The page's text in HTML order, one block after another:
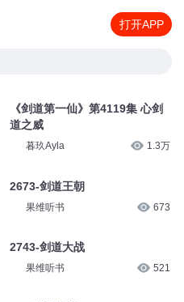
打开APP
《剑道第一仙》第4119集 心剑
道之威
暮玖Ayla 1.3万
2673-剑道王朝
果维听书 673
2743-剑道大战
果维听书 521